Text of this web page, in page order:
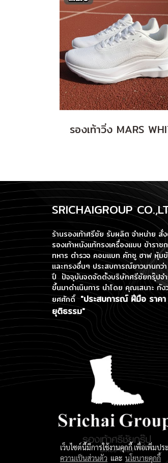
รองเท้าวิ่ง MARS
SRICHAIGROUP
ร้านรองเท้าศรีชัย รับผลิต จำหน่าย สั่
รองเท้าหนังแท้ทรงเครื่องแบบ ข้าราช
ทหาร ตำรวจ คอมแบท คัทชู ฮาฟ หุ้ม
และทรงอื่นๆ ประสบการณ์ยาวนานกว่
ปี ปัจจุบันจดจัดตั้งบริษัทศรีชัยกรุ๊ปจ
ขึ้นมาดำเนินการนำโดย คุณเสนาะ กัง
ยศศักดิ์ "ประสบการณ์ ฝีมือ ราคา
ยุติธรรม"
เว็บไซต์นี้มีการใช้งานคุกกี้ เพื่อเพิ่มป
ความเป็นส่วนตัว และ นโยบายคุกกี้